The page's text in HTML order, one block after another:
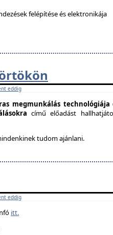
felépítése és elektronikája
eddig
megmunkálás technológiája
című előadást
tudom ajánlani.
eddig
itt.